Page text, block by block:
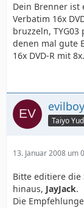
Dein Brenner ist
Verbatim 16x
bruzzeln,
denen mal gute
16x DVD-R mit 8x.
evilboy
Taiyo
13. Januar 2008 um
Bitte editiere die
hinaus, JayJack.
Die